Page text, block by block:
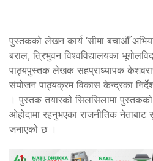
पुस्तकको लेखन कार्य ‘सीमा बचाऔँ
बराल, त्रिभुवन विश्वविद्यालयका
पाठ्यपुस्तक लेखक सहप्राध्यापक
संयोजन पाठ्यक्रम विकास केन्द्रका
। पुस्तक तयारको सिलसिलामा पुस्तकको
ओहोदामा रहनुभएका राजनीतिक
जनाएको छ ।